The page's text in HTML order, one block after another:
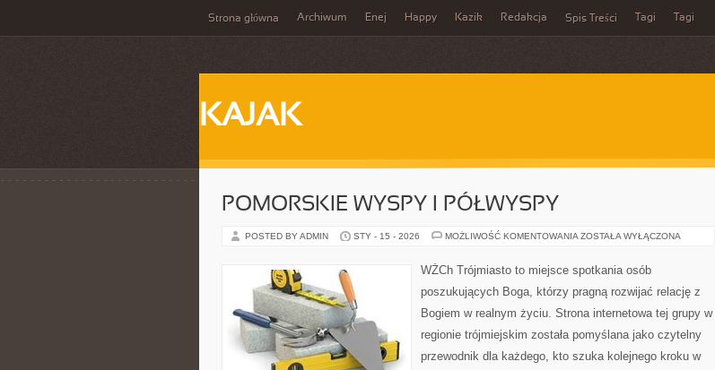
Strona główna Archiwum Enej Happy Kazik Redakcja Spis Treści Tagi Tagi
KAJAK
POMORSKIE WYSPY I PÓŁWYSPY
POSTED BY ADMIN STY - 15 - 2026 MOŻLIWOŚĆ KOMENTOWANIA POMORSKIE
PÓŁWYSPY
ZOSTAŁA WYŁĄCZONA
WŻCh Trójmiasto to miejsce spotkania osób
poszukujących Boga, którzy pragną rozwijać relację z
Bogiem w realnym życiu. Strona internetowa tej grupy w
regionie trójmiejskim została pomyślana jako czytelny
przewodnik dla każdego, kto szuka kolejnego kroku w